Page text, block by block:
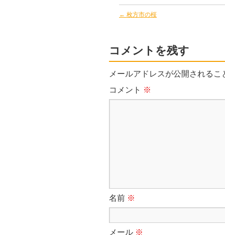
← 枚方市の桜
コメントを残す
メールアドレスが公開される
コメント ※
名前 ※
メール ※